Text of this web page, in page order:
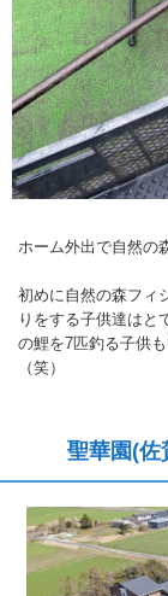
ホーム外出で自然の
初めに自然の森フィ
りをする子供達は
の鯉を7匹釣る子供
（笑）
聖華園(佐